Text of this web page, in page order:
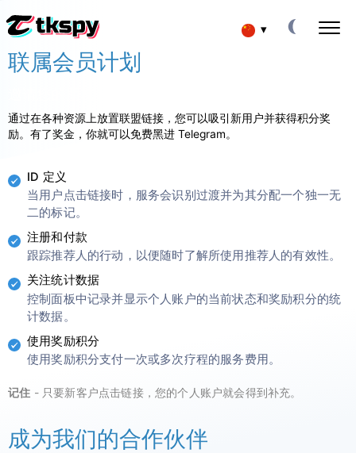
▾
Deutsch
Español
Français
Portuguese (Brazil)
Хинди हिन्दी
Italiano
破解 TIKTOK 聊天
恢复 TIKTOK
在线恢复已删除的聊天记录
查找某人的位置
追踪 TIKTOK
TIKTOK 订阅者生成器
费用
问题
联属会员计划
通过在各种资源上放置联盟链接，您可以吸引新用户并获得积分奖
励。有了奖金，你就可以免费黑进 Telegram。
ID 定义
当用户点击链接时，服务会识别过渡并为其分配一个独一无
二的标记。
注册和付款
跟踪推荐人的行动，以便随时了解所使用推荐人的有效性。
关注统计数据
控制面板中记录并显示个人账户的当前状态和奖励积分的统
计数据。
使用奖励积分
使用奖励积分支付一次或多次疗程的服务费用。
记住 - 只要新客户点击链接，您的个人账户就会得到补充。
成为我们的合作伙伴